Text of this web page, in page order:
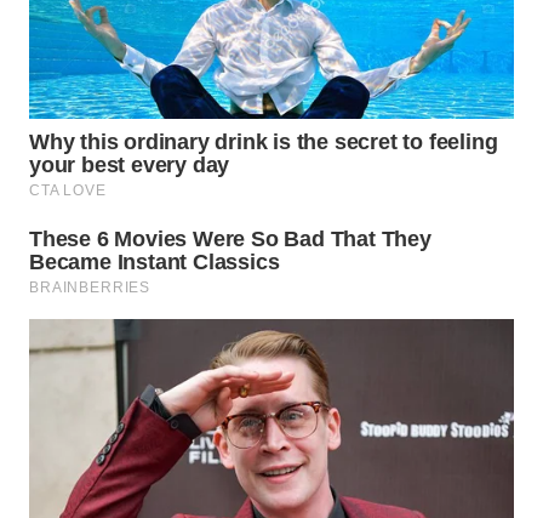
WN
SURABAYA
WN
NATUNA
WN
WN
LIKUPANG
WN
LABUANBAJO